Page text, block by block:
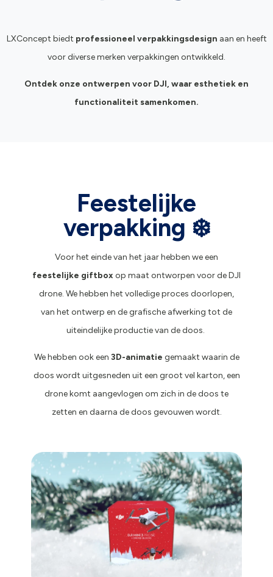
LXConcept biedt professioneel verpakkingsdesign aan en heeft
voor diverse merken verpakkingen ontwikkeld.
Ontdek onze ontwerpen voor DJI, waar esthetiek en
functionaliteit samenkomen.
Feestelijke
verpakking ❄️
Voor het einde van het jaar hebben we een
feestelijke giftbox op maat ontworpen voor de DJI
drone. We hebben het volledige proces doorlopen,
van het ontwerp en de grafische afwerking tot de
uiteindelijke productie van de doos.
We hebben ook een 3D-animatie gemaakt waarin de
doos wordt uitgesneden uit een groot vel karton, een
drone komt aangevlogen om zich in de doos te
zetten en daarna de doos gevouwen wordt.